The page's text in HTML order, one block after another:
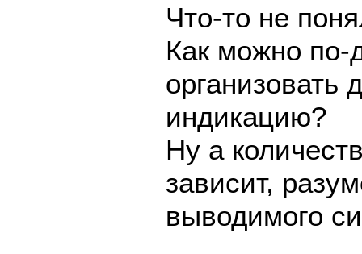
Что-то не
Как можно по-
организовать
индикацию?
Ну а
зависит,
выводимого